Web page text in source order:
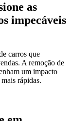
as
impecáveis
carros que
A remoção de
um impacto
rápidas.